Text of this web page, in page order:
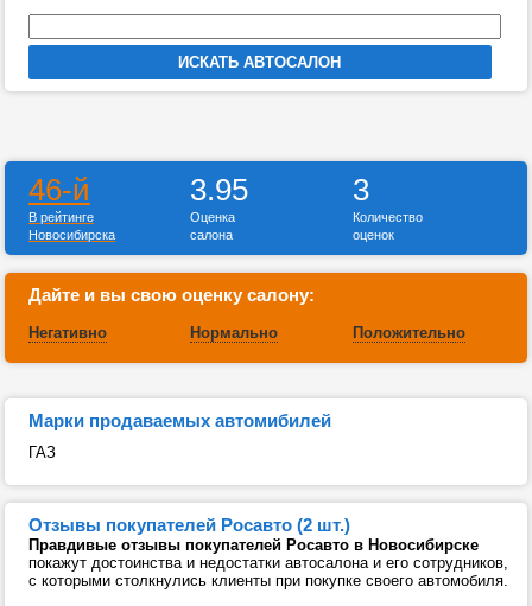
46-й
В рейтинге
Новосибирска
3.95
Оценка
салона
3
Количество
оценок
Дайте и вы свою оценку салону:
Негативно Нормально Положительно
Марки продаваемых автомибилей
ГАЗ
Отзывы покупателей Росавто (2 шт.)
Правдивые отзывы покупателей Росавто в Новосибирске
покажут достоинства и недостатки автосалона и его сотрудников,
с которыми столкнулись клиенты при покупке своего автомобиля.